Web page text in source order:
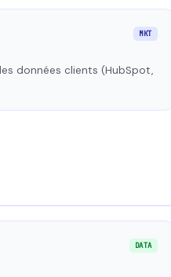
MKT
données clients (HubSpot,
DATA